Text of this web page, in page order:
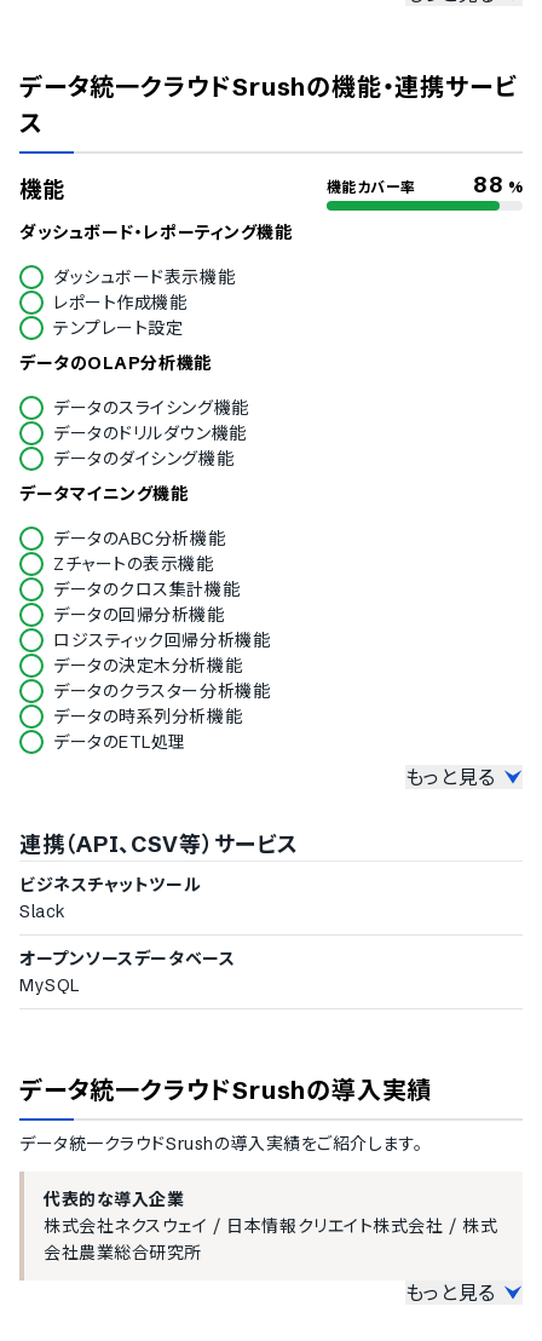
冗長化
シングルサインオン
対応言語
中国語
デンマーク語
オランダ語
フィンランド語
フランス語
ドイツ語
イタリア語
ノルウェー語
ポルトガル語
ロシア語
スペイン語
スウェーデン語
タイ語
アラビア語
インドネシア語
ブルガリア語
クロアチア語
チェコ語
ポーランド語
トルコ語
ベトナム語
データ統一クラウドSrushの機能・連携サービ
ス
機能 機能カバー率 88 %
ダッシュボード・レポーティング機能
ダッシュボード表示機能
レポート作成機能
テンプレート設定
データのOLAP分析機能
データのスライシング機能
データのドリルダウン機能
データのダイシング機能
データマイニング機能
データのABC分析機能
Zチャートの表示機能
データのクロス集計機能
データの回帰分析機能
ロジスティック回帰分析機能
データの決定木分析機能
データのクラスター分析機能
データの時系列分析機能
データのETL処理
エクセル対応
スプレッドシート対応
PDF対応
Word対応
PowerPoint対応
メール連携機能
グループウェア連携機能
もっと見る
連携（API、CSV等）サービス
ビジネスチャットツール
Slack
オープンソースデータベース
MySQL
データ統一クラウドSrushの導入実績
データ統一クラウドSrushの導入実績をご紹介します。
代表的な導入企業
株式会社ネクスウェイ / 日本情報クリエイト株式会社 /株式
会社農業総合研究所
もっと見る